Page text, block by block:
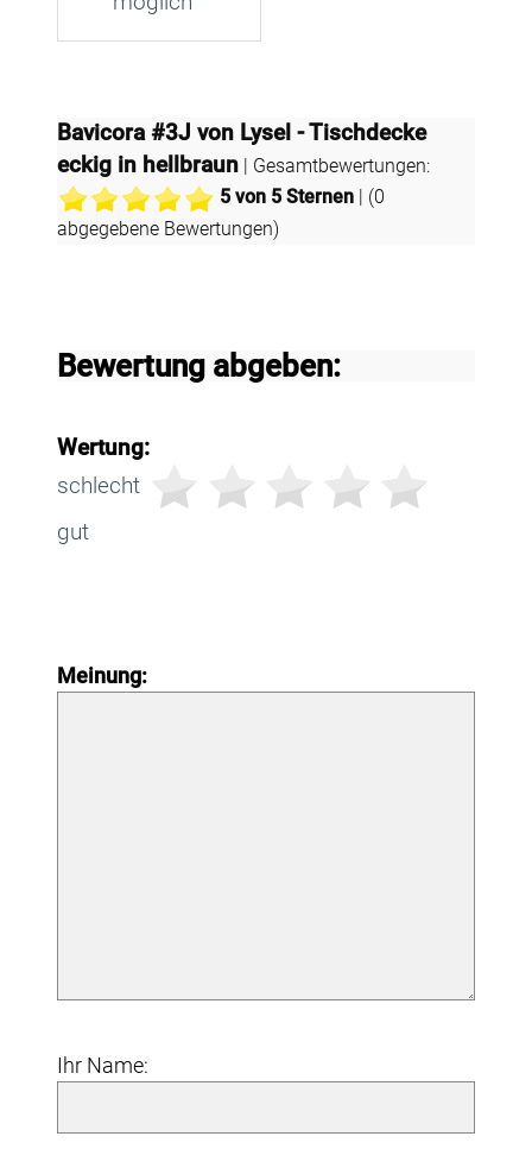
Bavicora #3J von Lysel - Tischdecke
eckig in hellbraun | Gesamtbewertungen:
5von 5 Sternen | (0
abgegebene Bewertungen)
Bewertung abgeben:
Wertung:
schlecht
gut
Meinung:
Ihr Name: